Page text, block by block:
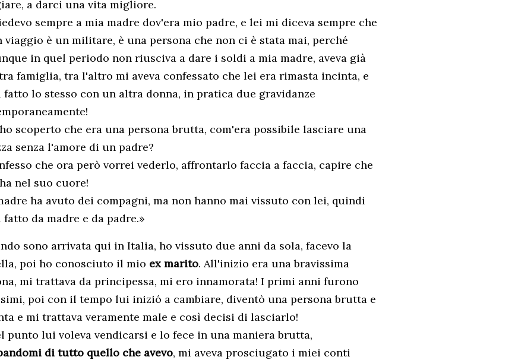
a darci una vita migliore.
sempre a mia madre dov'era mio padre, e lei mi diceva sempre che
viaggio è un militare, è una persona che non ci è stata mai, perché
in quel periodo non riusciva a dare i soldi a mia madre, aveva già
famiglia, tra l'altro mi aveva confessato che lei era rimasta incinta, e
fatto lo stesso con un altra donna, in pratica due gravidanze
scoperto che era una persona brutta, com'era possibile lasciare una
senza l'amore di un padre?
che ora però vorrei vederlo, affrontarlo faccia a faccia, capire che
nel suo cuore!
ha avuto dei compagni, ma non hanno mai vissuto con lei, quindi
fatto da madre e da padre.»
sono arrivata qui in Italia, ho vissuto due anni da sola, facevo la
poi ho conosciuto il mio ex marito. All'inizio era una bravissima
mi trattava da principessa, mi ero innamorata! I primi anni furono
poi con il tempo lui inizió a cambiare, diventò una persona brutta e
e mi trattava veramente male e così decisi di lasciarlo!
punto lui voleva vendicarsi e lo fece in una maniera brutta,
di tutto quello che avevo, mi aveva prosciugato i miei conti